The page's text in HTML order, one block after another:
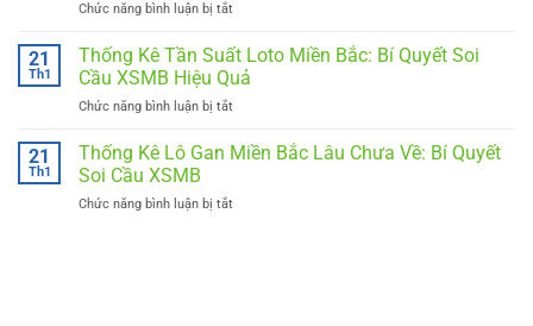
Cầu
Hiệu
Bắc:
Bí
Hiệu
Chức năng bình luận bị tắt
Đặc
Biệt
Soi
21
Th1
Thống Kê Tần Suất Loto Miền Bắc: Bí Quyết Soi
Cầu XSMB Hiệu Quả
Chức năng bình luận bị tắt
Kê
21
Th1
Thống Kê Lô Gan Miền Bắc Lâu Chưa Về: Bí Quyết
Soi Cầu XSMB
Chức năng bình luận bị tắt